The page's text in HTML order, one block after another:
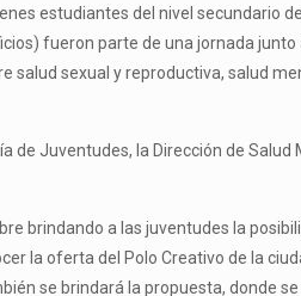
estudiantes del nivel secundario
fueron parte de una jornada
salud sexual y reproductiva, salud
Juventudes, la Dirección de
brindando a las juventudes la
la oferta del Polo Creativo de la
se brindará la propuesta, donde